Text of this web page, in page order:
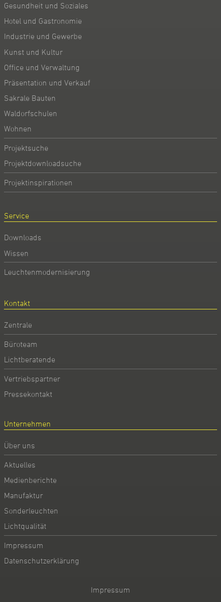
Gesundheit und Soziales
Hotel und Gastronomie
Industrie und Gewerbe
Kunst und Kultur
Office und Verwaltung
Präsentation und Verkauf
Sakrale Bauten
Waldorfschulen
Wohnen
Projektsuche
Projektdownloadsuche
Projektinspirationen
Service
Downloads
Wissen
Leuchtenmodernisierung
Kontakt
Zentrale
Büroteam
Lichtberatende
Vertriebspartner
Pressekontakt
Unternehmen
Über uns
Aktuelles
Medienberichte
Manufaktur
Sonderleuchten
Lichtqualität
Impressum
Datenschutzerklärung
Impressum